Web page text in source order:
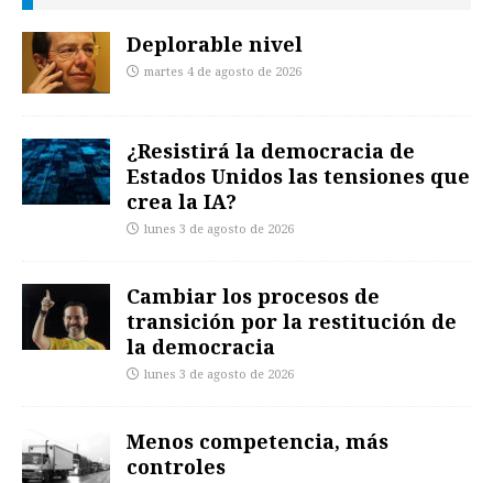
Deplorable nivel
martes 4 de agosto de 2026
¿Resistirá la democracia de
Estados Unidos las tensiones que
crea la IA?
lunes 3 de agosto de 2026
Cambiar los procesos de
transición por la restitución de
la democracia
lunes 3 de agosto de 2026
Menos competencia, más
controles